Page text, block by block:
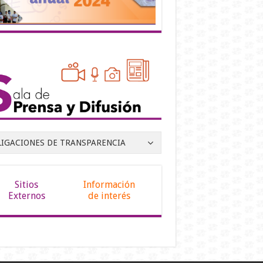
DE TRANSPARENCIA
Sitios
Externos
Información
de interés